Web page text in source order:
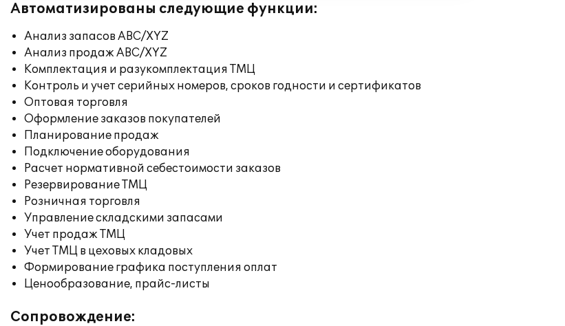
Автоматизированы следующие функции:
Анализ запасов ABC/XYZ
Анализ продаж ABC/XYZ
Комплектация и разукомплектация ТМЦ
Контроль и учет серийных номеров, сроков годности и сертификатов
Оптовая торговля
Оформление заказов покупателей
Планирование продаж
Подключение оборудования
Расчет нормативной себестоимости заказов
Резервирование ТМЦ
Розничная торговля
Управление складскими запасами
Учет продаж ТМЦ
Учет ТМЦ в цеховых кладовых
Формирование графика поступления оплат
Ценообразование, прайс-листы
Сопровождение: